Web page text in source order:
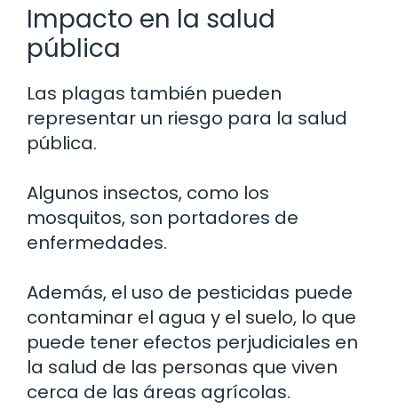
Impacto en la salud
pública
Las plagas también pueden
representar un riesgo para la salud
pública.
Algunos insectos, como los
mosquitos, son portadores de
enfermedades.
Además, el uso de pesticidas puede
contaminar el agua y el suelo, lo que
puede tener efectos perjudiciales en
la salud de las personas que viven
cerca de las áreas agrícolas.